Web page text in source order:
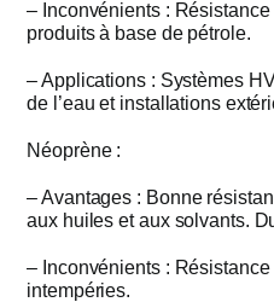
– Inconvénients :
produits à base de pétrole.
– Applications : Systèmes
de l’eau et installations
Néoprène :
– Avantages : Bonne
aux huiles et aux solvants.
– Inconvénients :
intempéries.